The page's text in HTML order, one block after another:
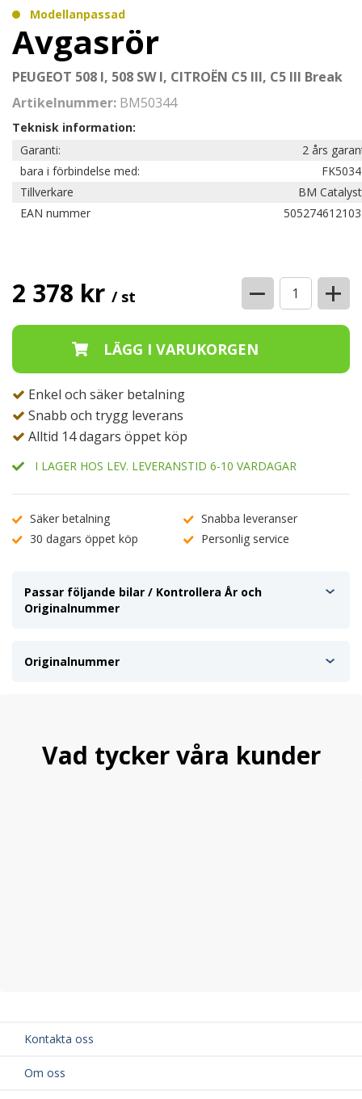
Modellanpassad
Avgasrör
PEUGEOT 508 I, 508 SW I, CITROËN C5 III, C5 III Break
Artikelnummer: BM50344
Teknisk information:
Garanti:
2 års
bara i förbindelse med:
Tillverkare
BM
EAN nummer
2 378 kr / st − +
Enkel och säker betalning
Snabb och trygg leverans
Alltid 14 dagars öppet köp
I LAGER HOS LEV. LEVERANSTID 6-10 VARDAGAR
Säker betalning
Snabba leveranser
30 dagars öppet köp
Personlig service
Passar följande bilar / Kontrollera År och
Originalnummer
Originalnummer
Vad tycker våra kunder
Kontakta oss
Om oss